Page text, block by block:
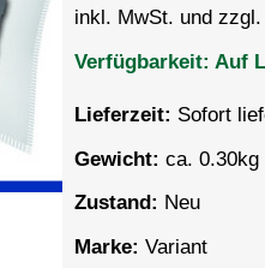
inkl. MwSt. und
Verfügbarkeit: Auf
Lieferzeit: Sofort
Gewicht: ca. 0.30kg
Zustand: Neu
Marke: Variant